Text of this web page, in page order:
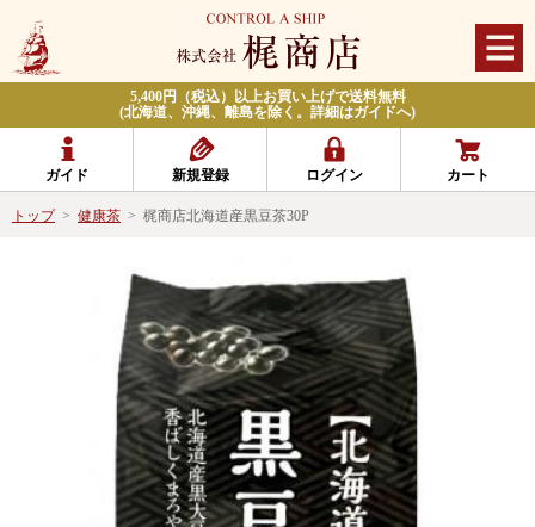
5,400円（税込）以上お買い上げで送料無料
(北海道、沖縄、離島を除く。詳細はガイドへ)
ガイド 新規登録 ログイン カート
トップ> 健康茶 > 梶商店北海道産黒豆茶30P